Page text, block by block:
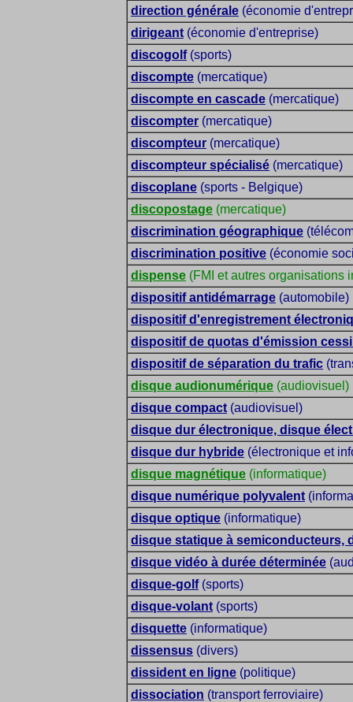
direction générale (économie
dirigeant (économie d'entreprise)
discogolf(sports)
discompte (mercatique)
discompte en cascade (mercatique)
discompter (mercatique)
discompteur (mercatique)
discompteur spécialisé (mercatique)
discoplane (sports - Belgique)
discopostage (mercatique)
discrimination géographique
discrimination positive (économie
dispense (FMI et autres organisations
dispositif antidémarrage (automobile)
dispositif d'enregistrement
dispositif de quotas d'émission
dispositif de séparation du trafic
disque audionumérique (audiovisuel)
disque compact (audiovisuel)
disque dur électronique, disque
disque dur hybride (électronique et
disque magnétique (informatique)
disque numérique polyvalent
disque optique (informatique)
disque statique à semiconducteurs,
disque vidéo à durée déterminée
disque-golf(sports)
disque-volant (sports)
disquette (informatique)
dissensus (divers)
dissident en ligne (politique)
dissociation (transport ferroviaire)